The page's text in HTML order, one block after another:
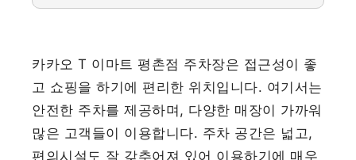
카카오 T 이마트 평촌점 주차장은 접근성이 좋
고 쇼핑을 하기에 편리한 위치입니다. 여기서는
안전한 주차를 제공하며, 다양한 매장이 가까워
많은 고객들이 이용합니다. 주차 공간은 넓고,
편의시설도 잘 갖추어져 있어 이용하기에 매우